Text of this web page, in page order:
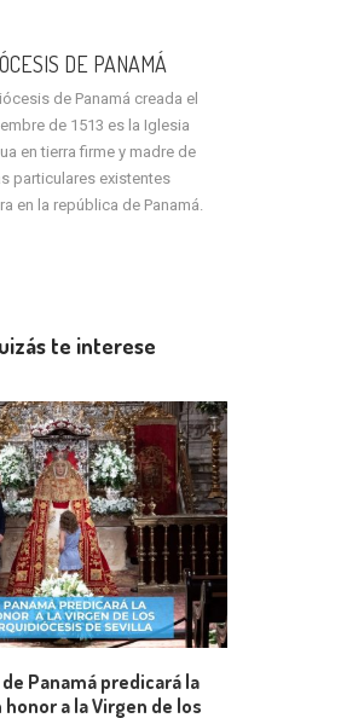
DE PANAMÁ
de Panamá creada el
de 1513 es la Iglesia
en tierra firme y madre de
particulares existentes
en la república de Panamá.
te interese
Panamá predicará la
honor a la Virgen de los